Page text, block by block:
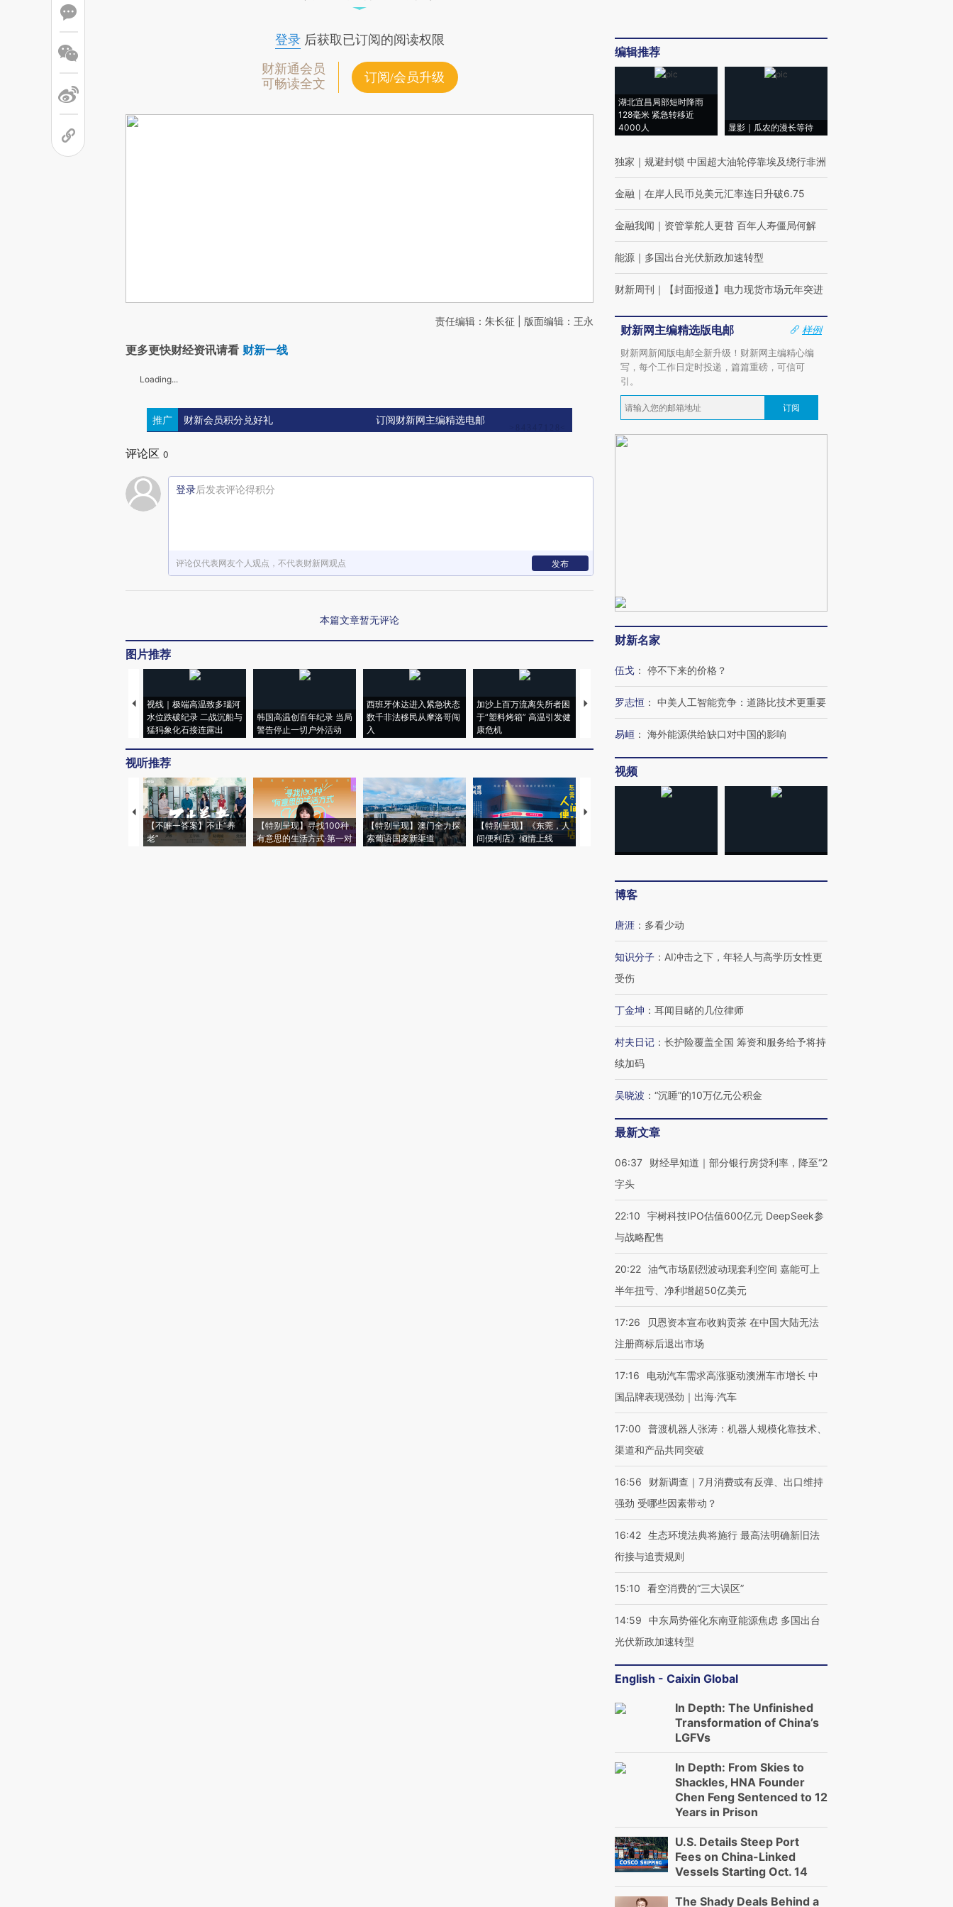
登录后获取已订阅的阅读权限
财新通会员
可畅读全文
订阅/会员升级
责任编辑：朱长征 | 版面编辑：王永
更多更快财经资讯请看 财新一线
Loading...
推广 财新会员积分兑好礼 订阅财新网主编精选电邮
评论区 0
登录后发表评论得积分
评论仅代表网友个人观点，不代表财新网观点 发布
本篇文章暂无评论
图片推荐
视线｜极端高温致多瑙河
水位跌破纪录 二战沉船与
猛犸象化石接连露出
韩国高温创百年纪录 当局
警告停止一切户外活动
西班牙休达进入紧急状态
数千非法移民从摩洛哥闯
入
加沙上百万流离失所者困
于“塑料烤箱” 高温引发健
康危机
视线｜HYROX的吸金
术：是什么让中产们甘
心“花钱找虐”？
马航飞行员跨国走私7万
粒摇头丸 尿检体内含3种
毒品
视线｜被称为“蟑螂”的印
度Z世代 用街头抗争将教
视听推荐
【不唯一答案】不止“养
老”
【特别呈现】寻找100种
有意思的生活方式·第一对
【特别呈现】澳门全力探
索葡语国家新渠道
【特别呈现】《东莞，人
间便利店》倾情上线
【推广】走进第四届链博
编辑推荐
湖北宜昌局部短时降雨
128毫米 紧急转移近
4000人
显影｜瓜农的漫长等待
独家 ｜ 规避封锁 中国超大油轮停靠埃及绕行非洲
金融 ｜ 在岸人民币兑美元汇率连日升破6.75
金融我闻 ｜ 资管掌舵人更替 百年人寿僵局何解
能源 ｜ 多国出台光伏新政加速转型
财新周刊 ｜ 【封面报道】电力现货市场元年突进
财新网主编精选版电邮
样例
财新网新闻版电邮全新升级！财新网主编精心编
写，每个工作日定时投递，篇篇重磅，可信可
引。
订阅
财新名家
伍戈 ： 停不下来的价格？
罗志恒 ： 中美人工智能竞争：道路比技术更重要
易峘 ： 海外能源供给缺口对中国的影响
视频
博客
唐涯 ： 多看少动
知识分子 ： AI冲击之下，年轻人与高学历女性更
受伤
丁金坤 ： 耳闻目睹的几位律师
村夫日记 ： 长护险覆盖全国 筹资和服务给予将持
续加码
吴晓波 ： “沉睡”的10万亿元公积金
最新文章
06:37
财经早知道｜部分银行房贷利率，降至“2
字头
22:10
宇树科技IPO估值600亿元 DeepSeek参
与战略配售
20:22 油气市场剧烈波动现套利空间 嘉能可上
半年扭亏、净利增超50亿美元
17:26
贝恩资本宣布收购贡茶 在中国大陆无法
注册商标后退出市场
17:16
电动汽车需求高涨驱动澳洲车市增长 中
国品牌表现强劲｜出海·汽车
17:00
普渡机器人张涛：机器人规模化靠技术、
渠道和产品共同突破
16:56
财新调查｜7月消费或有反弹、出口维持
强劲 受哪些因素带动？
16:42 生态环境法典将施行 最高法明确新旧法
衔接与追责规则
15:10 看空消费的“三大误区”
14:59
中东局势催化东南亚能源焦虑 多国出台
光伏新政加速转型
English - Caixin Global
In Depth: The Unfinished
Transformation of China’s
LGFVs
In Depth: From Skies to
Shackles, HNA Founder
Chen Feng Sentenced to 12
Years in Prison
U.S. Details Steep Port
Fees on China-Linked
Vessels Starting Oct. 14
The Shady Deals Behind a